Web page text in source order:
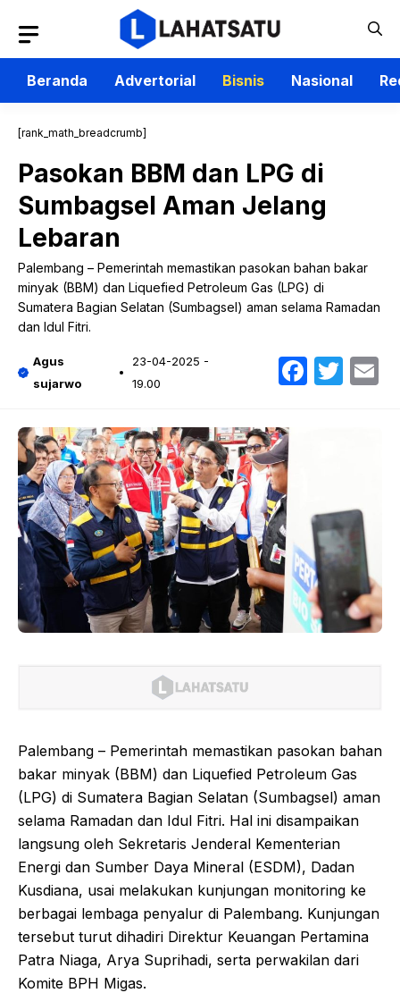
isi
Beranda
Advertorial Bisnis Nasional
[rank_math_breadcrumb]
Pasokan BBM dan LPG di
Sumbagsel Aman Jelang
Lebaran
Palembang – Pemerintah memastikan pasokan bahan bakar
minyak (BBM) dan Liquefied Petroleum Gas (LPG) di
Sumatera Bagian Selatan (Sumbagsel) aman selama Ramadan
dan Idul Fitri.
Agus
sujarwo
23-04-2025 -
19.00
Palembang – Pemerintah memastikan pasokan bahan
bakar minyak (BBM) dan Liquefied Petroleum Gas
(LPG) di Sumatera Bagian Selatan (Sumbagsel) aman
selama Ramadan dan Idul Fitri. Hal ini disampaikan
langsung oleh Sekretaris Jenderal Kementerian
Energi dan Sumber Daya Mineral (ESDM), Dadan
Kusdiana, usai melakukan kunjungan monitoring ke
berbagai lembaga penyalur di Palembang. Kunjungan
tersebut turut dihadiri Direktur Keuangan Pertamina
Patra Niaga, Arya Suprihadi, serta perwakilan dari
Komite BPH Migas.